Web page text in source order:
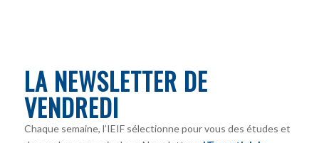
LA NEWSLETTER DE
VENDREDI
Chaque semaine, l’IEIF sélectionne pour vous des études et